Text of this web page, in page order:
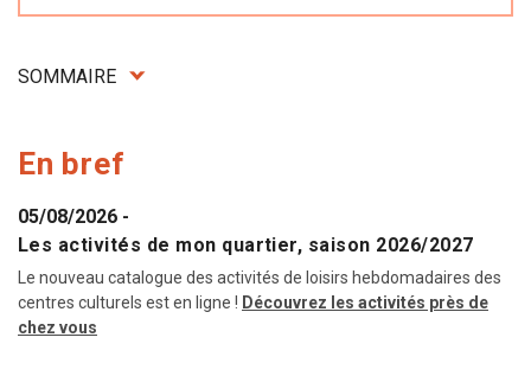
SOMMAIRE
En bref
05/08/2026 -
Les activités de mon quartier, saison 2026/2027
Le nouveau catalogue des activités de loisirs hebdomadaires des
centres culturels est en ligne ! Découvrez les activités près de
chez vous